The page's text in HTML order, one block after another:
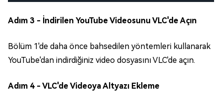
Adım 3 - İndirilen YouTube Videosunu VLC'de Açın
Bölüm 1'de daha önce bahsedilen yöntemleri kullanarak
YouTube'dan indirdiğiniz video dosyasını VLC'de açın.
Adım 4 - VLC'de Videoya Altyazı Ekleme